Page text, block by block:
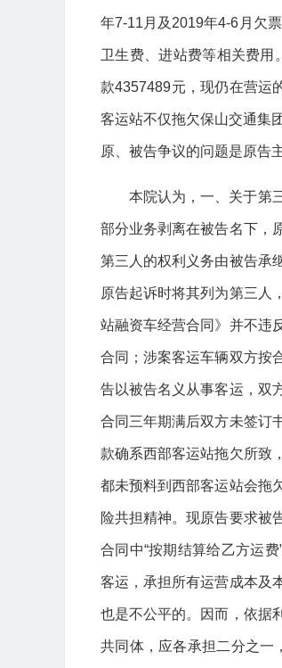
年7-11月及2019年4-6月欠
卫生费、进站费等相关费用
款4357489元，现仍在营运
客运站不仅拖欠保山交通集
原、被告争议的问题是原告
本院认为，一、关于第
部分业务剥离在被告名下，
第三人的权利义务由被告承
原告起诉时将其列为第三人
站融资车经营合同》并不违
合同；涉案客运车辆双方按
告以被告名义从事客运，双
合同三年期满后双方未签订
款确系西部客运站拖欠所致
都未预料到西部客运站会拖
险共担精神。现原告要求被
合同中“按期结算给乙方运
客运，承担所有运营成本及
也是不公平的。因而，依据
共同体，应各承担二分之一